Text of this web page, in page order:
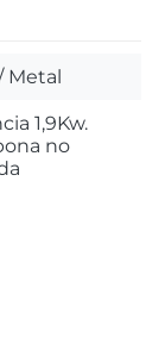
/ Metal
1,9Kw.
no